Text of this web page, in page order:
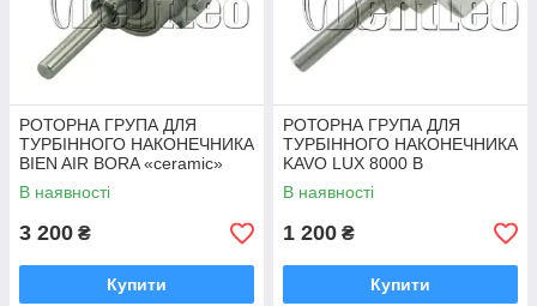
РОТОРНА ГРУПА ДЛЯ
ТУРБІННОГО НАКОНЕЧНИКА
BIEN AIR BORA «ceramic»
В наявності
3 200 ₴
Купити
РОТОРНА ГРУПА ДЛЯ
ТУРБІННОГО НАКОНЕЧНИКА
KAVO LUX 8000 B
В наявності
1 200 ₴
Купити